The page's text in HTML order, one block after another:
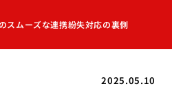
スムーズな連携紛失対応の裏側
2025.05.10